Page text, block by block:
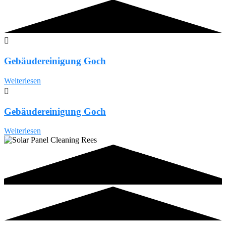
Gebäudereinigung Goch
Weiterlesen
Gebäudereinigung Goch
Weiterlesen